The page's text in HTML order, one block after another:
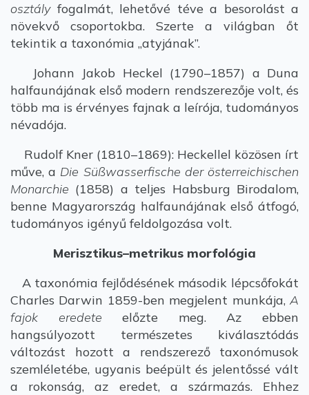
osztályfogalmát, lehetővé téve a besorolást a
növekvő csoportokba. Szerte a világban őt
tekintik a taxonómia „atyjának”.
Johann Jakob Heckel (1790–1857) a Duna
halfaunájának első modern rendszerezője volt, és
több ma is érvényes fajnak a leírója, tudományos
névadója.
Rudolf Kner (1810–1869): Heckellel közösen írt
műve, a Die Süßwasserfische der österreichischen
Monarchie (1858) a teljes Habsburg Birodalom,
benne Magyarország halfaunájának első átfogó,
tudományos igényű feldolgozása volt.
Merisztikus–metrikus morfológia
A taxonómia fejlődésének második lépcsőfokát
Charles Darwin 1859-ben megjelent munkája, A
fajok eredete előzte meg. Az ebben
hangsúlyozott természetes kiválasztódás
változást hozott a rendszerező taxonómusok
szemléletébe, ugyanis beépült és jelentőssé vált
a rokonság, az eredet, a származás. Ehhez